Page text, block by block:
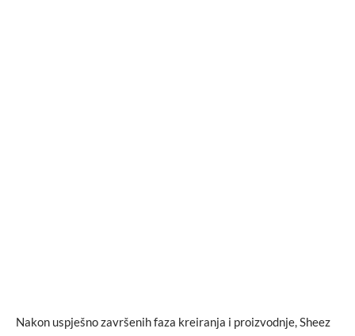
Nakon uspješno završenih faza kreiranja i proizvodnje, Sheez